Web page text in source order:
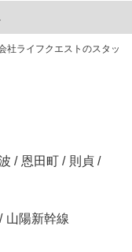
社ライフクエストのスタッ
/ 恩田町 / 則貞 /
/ 山陽新幹線